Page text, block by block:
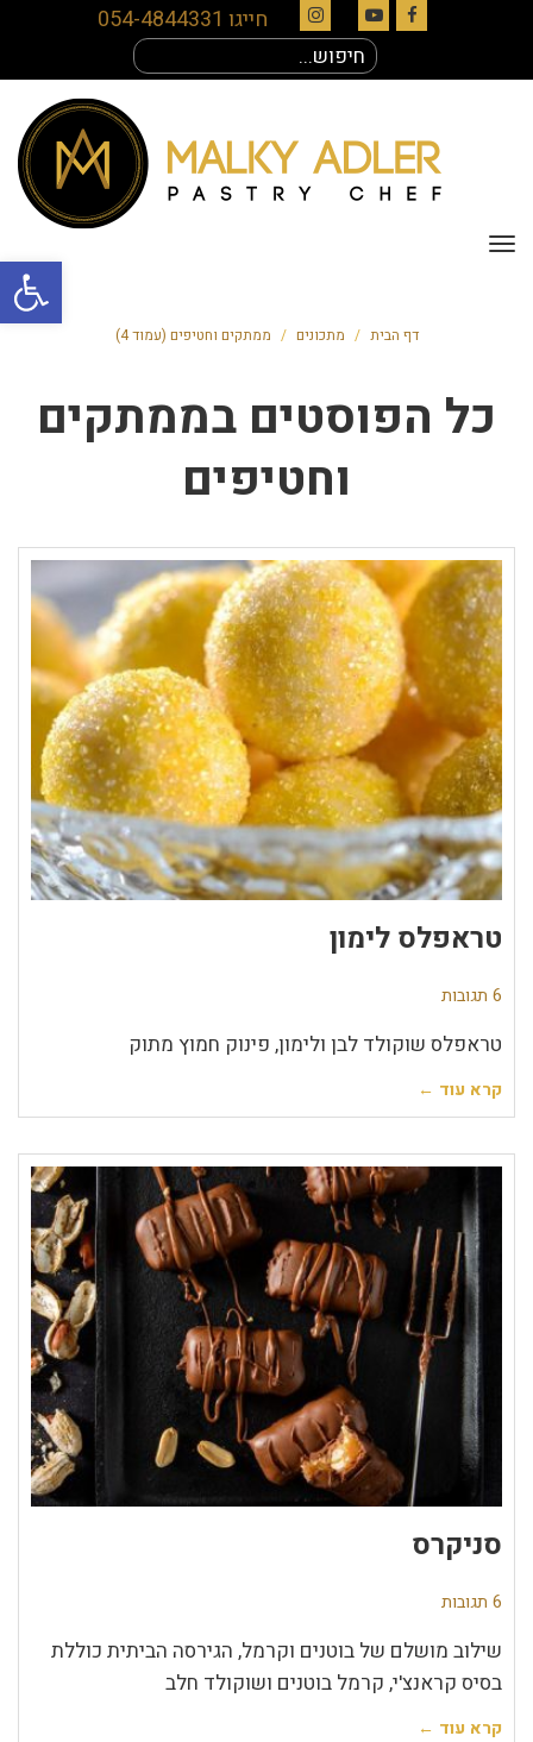
פתח
Facebook
YouTube
Instagram
חייגו 054-4844331
עבור:
תפריט
דף הבית / מתכונים / ממתקים וחטיפים (עמוד 4)
כל הפוסטים בממתקים
וחטיפים
טראפלס לימון
6 תגובות
טראפלס שוקולד לבן ולימון, פינוק חמוץ מתוק
קרא עוד ←
סניקרס
6 תגובות
שילוב מושלם של בוטנים וקרמל, הגירסה הביתית כוללת
בסיס קראנצ'י, קרמל בוטנים ושוקולד חלב
קרא עוד ←